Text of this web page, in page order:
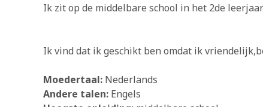
Ik zit op de middelbare school in het 2de
Ik vind dat ik geschikt ben omdat ik
Moedertaal: Nederlands
Andere talen: Engels